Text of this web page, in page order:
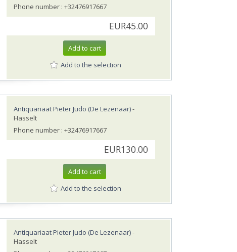
Phone number : +32476917667
EUR45.00
Add to cart
Add to the selection
Antiquariaat Pieter Judo (De Lezenaar)-
Hasselt
Phone number : +32476917667
EUR130.00
Add to cart
Add to the selection
Antiquariaat Pieter Judo (De Lezenaar)-
Hasselt